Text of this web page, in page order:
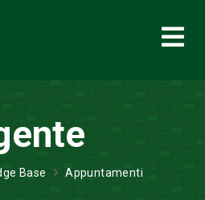
Base Appuntamenti